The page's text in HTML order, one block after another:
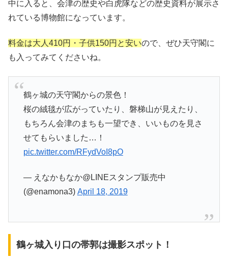
中に入ると、会津の歴史や白虎隊などの歴史資料が展示さ
れている博物館になっています。
料金は大人410円・子供150円と安いので、ぜひ天守閣に
も入ってみてくださいね。
鶴ヶ城の天守閣からの景色！
桜の絨毯が広がっていたり、磐梯山が見えたり、
もちろん会津のまちも一望でき、いいものを見さ
せてもらいました…！
pic.twitter.com/RFydVoI8pO
— えなかもなか@LINEスタンプ販売中
(@enamona3) April 18, 2019
鶴ヶ城入り口の帯郭は撮影スポット！